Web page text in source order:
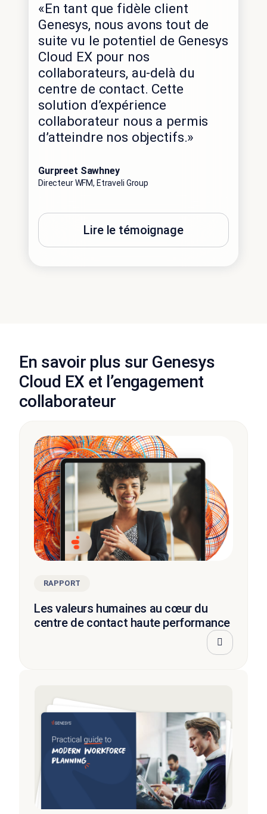
«En tant que fidèle client
Genesys, nous avons tout de
suite vu le potentiel de Genesys
Cloud EX pour nos
collaborateurs, au-delà du
centre de contact. Cette
solution d’expérience
collaborateur nous a permis
d’atteindre nos objectifs.»
Gurpreet Sawhney
Directeur WFM, Etraveli Group
Lire le témoignage
En savoir plus sur Genesys
Cloud EX et l’engagement
collaborateur
RAPPORT
Les valeurs humaines au cœur du
centre de contact haute performance